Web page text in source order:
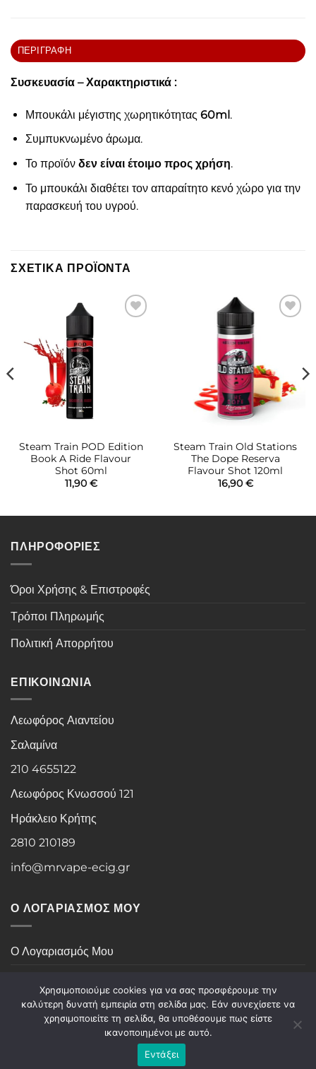
ΠΕΡΙΓΡΑΦΉ
Συσκευασία – Χαρακτηριστικά :
Μπουκάλι μέγιστης χωρητικότητας 60ml.
Συμπυκνωμένο άρωμα.
Το προϊόν δεν είναι έτοιμο προς χρήση.
Το μπουκάλι διαθέτει τον απαραίτητο κενό χώρο για την
παρασκευή του υγρού.
ΣΧΕΤΙΚΆ ΠΡΟΪΌΝΤΑ
Steam Train POD Edition
Book A Ride Flavour
Shot 60ml
11,90 €
Steam Train Old Stations
The Dope Reserva
Flavour Shot 120ml
16,90 €
ΠΛΗΡΟΦΟΡΙΕΣ
Όροι Χρήσης & Επιστροφές
Τρόποι Πληρωμής
Πολιτική Απορρήτου
ΕΠΙΚΟΙΝΩΝΙΑ
Λεωφόρος Αιαντείου
Σαλαμίνα
210 4655122
Λεωφόρος Κνωσσού 121
Ηράκλειο Κρήτης
2810 210189
info@mrvape-ecig.gr
Ο ΛΟΓΑΡΙΑΣΜΟΣ ΜΟΥ
Ο Λογαριασμός Μου
Visa PayPal Stripe MasterCard
Copyright 2026 ©
Χρησιμοποιούμε cookies για να σας προσφέρουμε την
καλύτερη δυνατή εμπειρία στη σελίδα μας. Εάν συνεχίσετε να
χρησιμοποιείτε τη σελίδα, θα υποθέσουμε πως είστε
ικανοποιημένοι με αυτό.
Εντάξει